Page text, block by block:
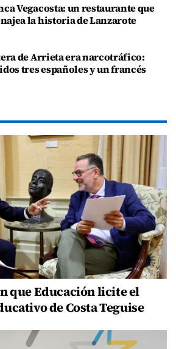
Vegacosta: un restaurante que
la historia de Lanzarote
de Arrieta era narcotráfico:
tres españoles y un francés
que Educación licite el
de Costa Teguise